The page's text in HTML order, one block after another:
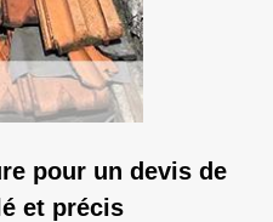
pour un devis de
et précis